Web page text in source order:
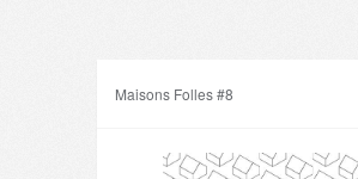
Maisons Folles #8